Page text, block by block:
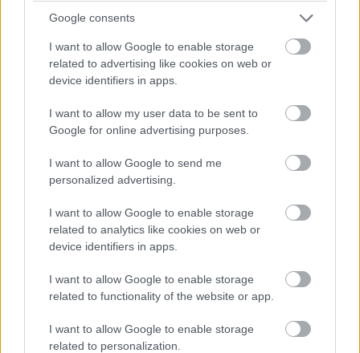
Google consents
I want to allow Google to enable storage
related to advertising like cookies on web or
device identifiers in apps.
I want to allow my user data to be sent to
Google for online advertising purposes.
I want to allow Google to send me
personalized advertising.
I want to allow Google to enable storage
related to analytics like cookies on web or
device identifiers in apps.
I want to allow Google to enable storage
related to functionality of the website or app.
I want to allow Google to enable storage
related to personalization.
„5 euró fejenként.”